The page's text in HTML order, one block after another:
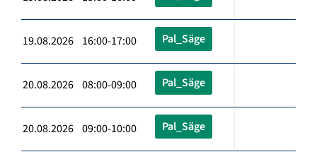
19.08.2026 16:00-17:00 Pal_Säge
20.08.2026 08:00-09:00 Pal_Säge
20.08.2026 09:00-10:00 Pal_Säge